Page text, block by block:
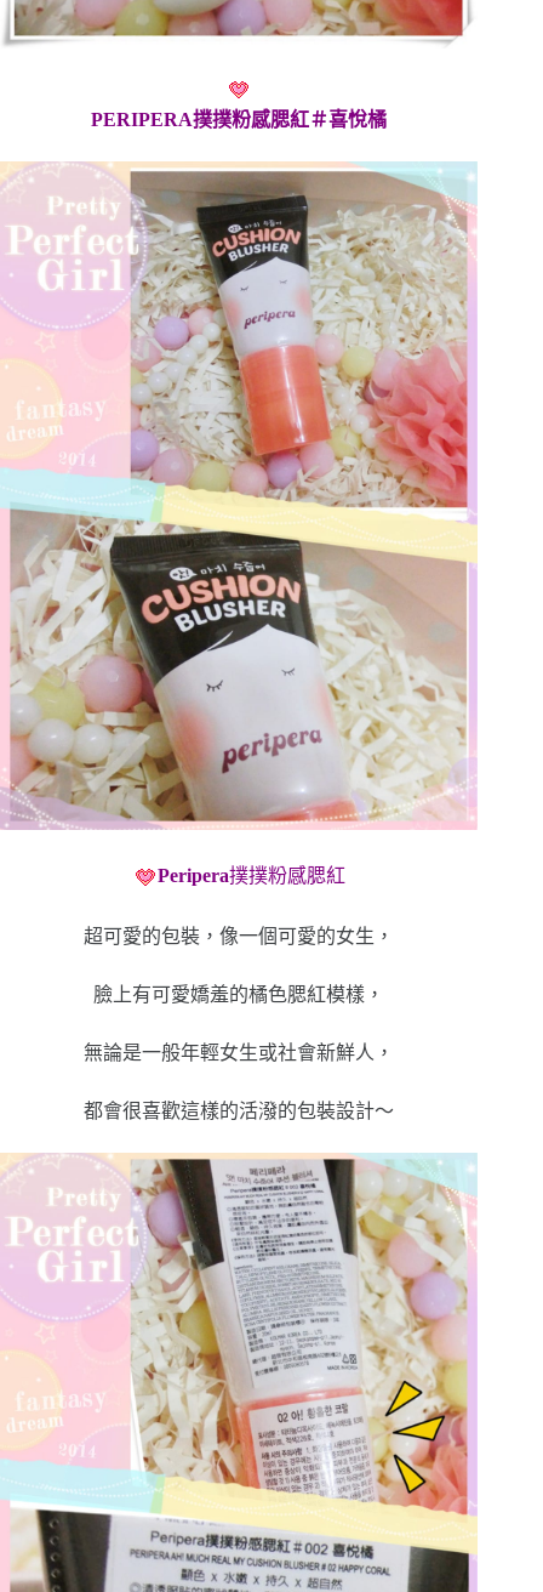
PERIPERA撲撲粉感腮紅＃喜悅橘
Peripera撲撲粉感腮紅
超可愛的包裝，像一個可愛的女生，
臉上有可愛嬌羞的橘色腮紅模樣，
無論是一般年輕女生或社會新鮮人，
都會很喜歡這樣的活潑的包裝設計～